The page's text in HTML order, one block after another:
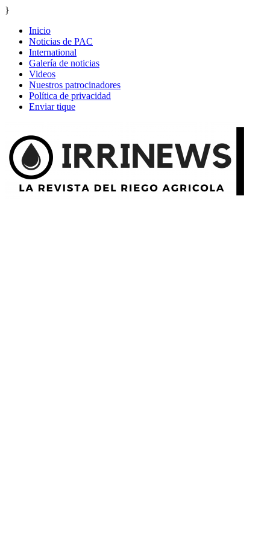
}
Inicio
Noticias de PAC
International
Galería de noticias
Videos
Nuestros patrocinadores
Política de privacidad
Enviar tique